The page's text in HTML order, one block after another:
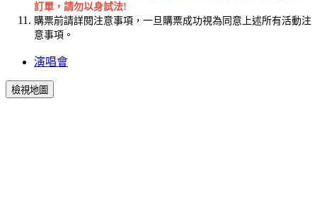
訂單，請勿以身試法!
購票前請詳閱注意事項，一旦購票成功視為同意上述所有活動注
意事項。
演唱會
檢視地圖